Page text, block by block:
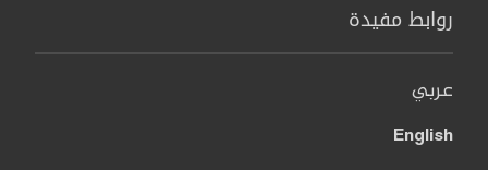
روابط مفيدة
عربي
English